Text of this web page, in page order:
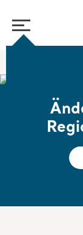
Die